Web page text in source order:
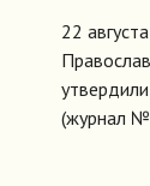
22
(журнал